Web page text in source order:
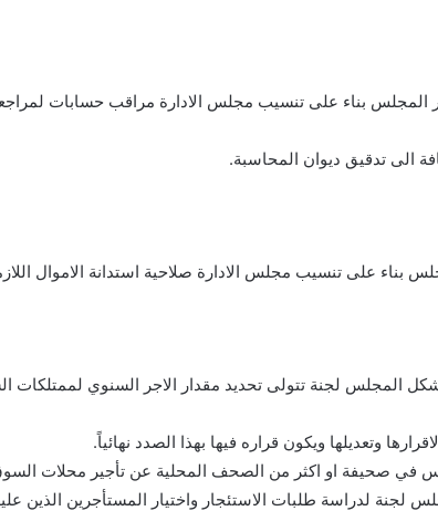
7- يختار المجلس بناء على تنسيب مجلس الادارة مراقب حسابات
الى تدقيق ديوان المحاسبة.
9- 1- يشكل المجلس لجنة تتولى تحديد مقدار الاجر السنوي
وتعديلها ويكون قراره فيها بهذا الصدد نهائياً.